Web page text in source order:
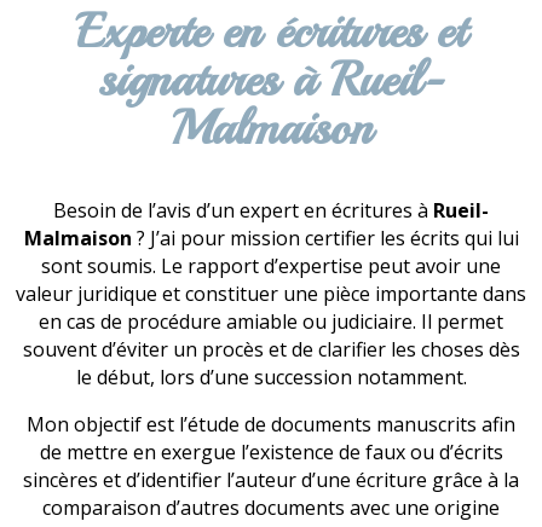
Experte en écritures et
signatures à Rueil-
Malmaison
Besoin de l’avis d’un expert en écritures à Rueil-
Malmaison ? J’ai pour mission certifier les écrits qui lui
sont soumis. Le rapport d’expertise peut avoir une
valeur juridique et constituer une pièce importante dans
en cas de procédure amiable ou judiciaire. Il permet
souvent d’éviter un procès et de clarifier les choses dès
le début, lors d’une succession notamment.
Mon objectif est l’étude de documents manuscrits afin
de mettre en exergue l’existence de faux ou d’écrits
sincères et d’identifier l’auteur d’une écriture grâce à la
comparaison d’autres documents avec une origine